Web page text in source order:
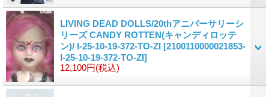
LIVING DEAD DOLLS/20thアニバーサリーシ
リーズ CANDY ROTTEN(キャンディロッテ
ン)/ I-25-10-19-372-TO-ZI [2100110000021853-
I-25-10-19-372-TO-ZI]
12,100円(税込)